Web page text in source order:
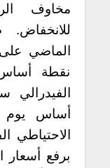
مخاوف
للانخفاض.
نقطة
أساس يوم
الاحتياطي
برفع أسعار